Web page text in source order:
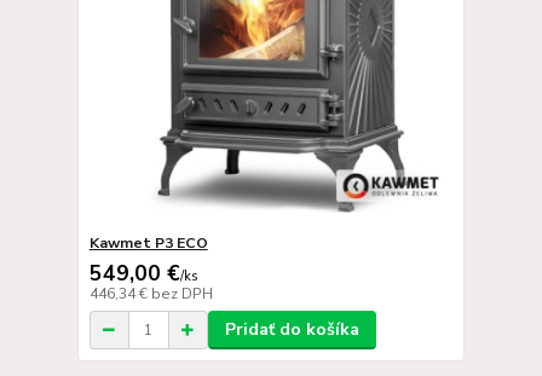
Kawmet P3 ECO
549,00 €/ks
446,34 € bez DPH
Pridať do košíka